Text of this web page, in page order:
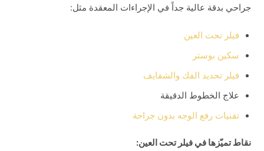
جراحي بدقة عالية جداً في الإجراءات المعقدة مثل:
فيلر تحت العين
سكين بوستر
فيلر تحديد الفك والشفايف
علاج الخطوط الدقيقة
تقنيات رفع الوجه بدون جراحة
نقاط تميّزها في فيلر تحت العين: